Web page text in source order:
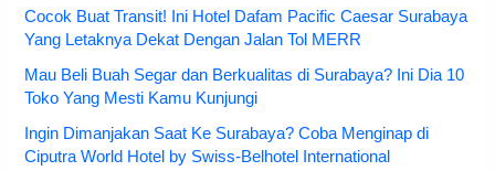
Cocok Buat Transit! Ini Hotel Dafam Pacific Caesar Surabaya
Yang Letaknya Dekat Dengan Jalan Tol MERR
Mau Beli Buah Segar dan Berkualitas di Surabaya? Ini Dia 10
Toko Yang Mesti Kamu Kunjungi
Ingin Dimanjakan Saat Ke Surabaya? Coba Menginap di
Ciputra World Hotel by Swiss-Belhotel International